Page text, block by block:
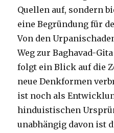
Quellen auf, sondern
eine Begründung für
Von den
Weg zur Baghavad-
folgt ein Blick auf die
neue Denkformen
ist noch als
hinduistischen
unabhängig davon ist